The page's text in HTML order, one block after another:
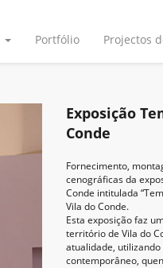
Portfólio Projectos
Exposição
Conde
Fornecimento,
cenográficas da
Conde intitulada
Vila do Conde.
Esta exposição faz
território de Vila do
atualidade,
contemporâneo,